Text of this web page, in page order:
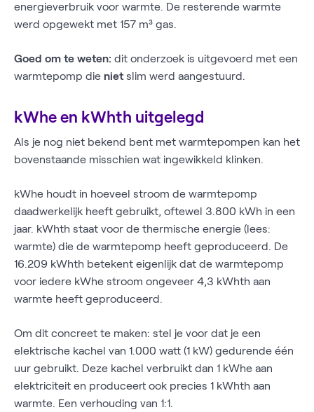
energieverbruik voor warmte. De resterende warmte
werd opgewekt met 157 m³ gas.
Goed om te weten: dit onderzoek is uitgevoerd met een
warmtepomp die niet slim werd aangestuurd.
kWhe en kWhth uitgelegd
Als je nog niet bekend bent met warmtepompen kan het
bovenstaande misschien wat ingewikkeld klinken.
kWhe houdt in hoeveel stroom de warmtepomp
daadwerkelijk heeft gebruikt, oftewel 3.800 kWh in een
jaar. kWhth staat voor de thermische energie (lees:
warmte) die de warmtepomp heeft geproduceerd. De
16.209 kWhth betekent eigenlijk dat de warmtepomp
voor iedere kWhe stroom ongeveer 4,3 kWhth aan
warmte heeft geproduceerd.
Om dit concreet te maken: stel je voor dat je een
elektrische kachel van 1.000 watt (1 kW) gedurende één
uur gebruikt. Deze kachel verbruikt dan 1 kWhe aan
elektriciteit en produceert ook precies 1 kWhth aan
warmte. Een verhouding van 1:1.